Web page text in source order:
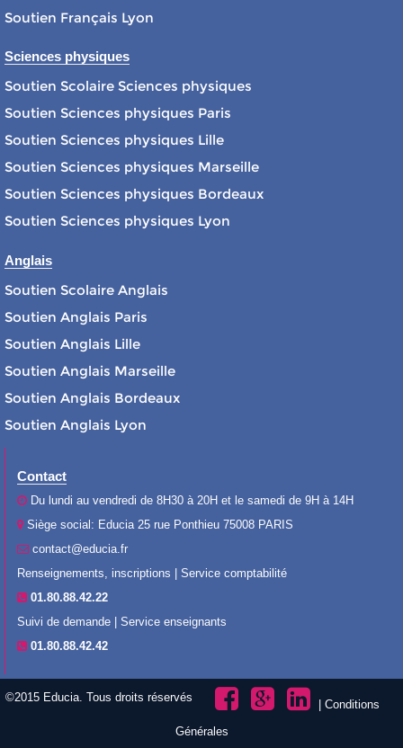
Soutien Français Lyon
Sciences physiques
Soutien Scolaire Sciences physiques
Soutien Sciences physiques Paris
Soutien Sciences physiques Lille
Soutien Sciences physiques Marseille
Soutien Sciences physiques Bordeaux
Soutien Sciences physiques Lyon
Anglais
Soutien Scolaire Anglais
Soutien Anglais Paris
Soutien Anglais Lille
Soutien Anglais Marseille
Soutien Anglais Bordeaux
Soutien Anglais Lyon
Contact
Du lundi au vendredi de 8H30 à 20H et le samedi de 9H à 14H
Siège social: Educia 25 rue Ponthieu 75008 PARIS
contact@educia.fr
Renseignements, inscriptions | Service comptabilité
01.80.88.42.22
Suivi de demande | Service enseignants
01.80.88.42.42
©2015 Educia. Tous droits réservés
Conditions
Générales